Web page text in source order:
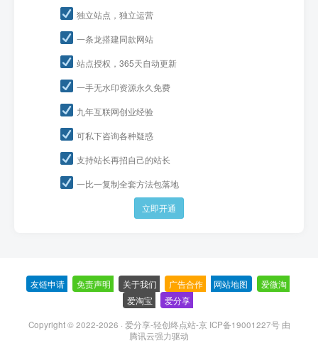
独立站点，独立运营
一条龙搭建同款网站
站点授权，365天自动更新
一手无水印资源永久免费
九年互联网创业经验
可私下咨询各种疑惑
支持站长再招自己的站长
一比一复制全套方法包落地
立即开通
友链申请 免责声明 关于我们 广告合作 网站地图 爱微淘
爱淘宝
爱分享
Copyright © 2022-2026 · 爱分享-轻创终点站-京 ICP备19001227号由
腾讯云强力驱动